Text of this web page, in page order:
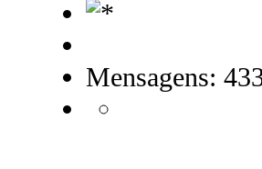
Mensagens: